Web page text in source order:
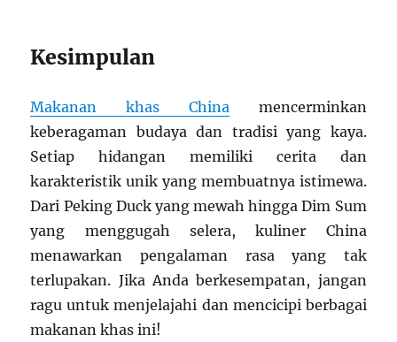
Kesimpulan
Makanan khas China mencerminkan
keberagaman budaya dan tradisi yang kaya.
Setiap hidangan memiliki cerita dan
karakteristik unik yang membuatnya istimewa.
Dari Peking Duck yang mewah hingga Dim Sum
yang menggugah selera, kuliner China
menawarkan pengalaman rasa yang tak
terlupakan. Jika Anda berkesempatan, jangan
ragu untuk menjelajahi dan mencicipi berbagai
makanan khas ini!